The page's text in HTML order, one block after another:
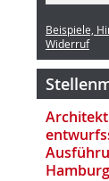
Beispiele,
Widerruf
Hamburg